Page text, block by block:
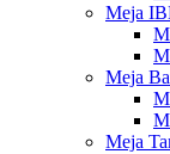
Meja
Meja
Meja